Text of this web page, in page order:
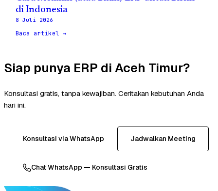
di Indonesia
8 Juli 2026
Baca artikel →
Siap punya ERP di Aceh Timur?
Konsultasi gratis, tanpa kewajiban. Ceritakan kebutuhan Anda
hari ini.
Konsultasi via WhatsApp Jadwalkan Meeting
Chat WhatsApp — Konsultasi Gratis